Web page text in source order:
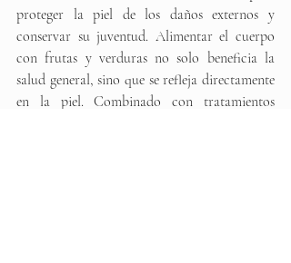
proteger la piel de los daños externos y
conservar su juventud. Alimentar el cuerpo
con frutas y verduras no solo beneficia la
salud general, sino que se refleja directamente
en la piel. Combinado con tratamientos